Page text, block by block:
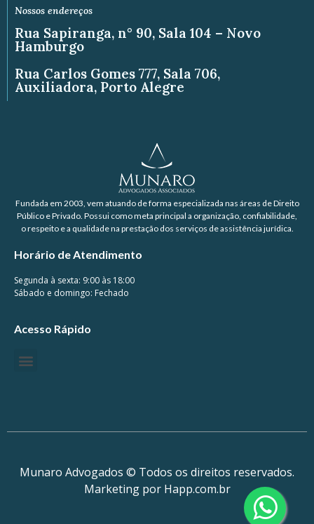
Nossos endereços
Rua Sapiranga, n° 90, Sala 104 – Novo
Hamburgo
Rua Carlos Gomes 777, Sala 706,
Auxiliadora, Porto Alegre
Fundada em 2003, vem atuando de forma especializada nas áreas de Direito
Público e Privado. Possui como meta principal a organização, confiabilidade,
o respeito e a qualidade na prestação dos serviços de assistência jurídica.
Horário de Atendimento
Segunda à sexta: 9:00 às 18:00
Sábado e domingo: Fechado
Acesso Rápido
Munaro Advogados © Todos os direitos reservados.
Marketing por Happ.com.br